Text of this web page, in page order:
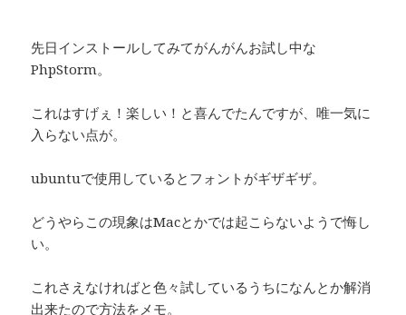
先日インストールしてみてがんがんお試し中な
PhpStorm。
これはすげぇ！楽しい！と喜んでたんですが、唯一気に
入らない点が。
ubuntuで使用しているとフォントがギザギザ。
どうやらこの現象はMacとかでは起こらないようで悔し
い。
これさえなければと色々試しているうちになんとか解消
出来たので方法をメモ。